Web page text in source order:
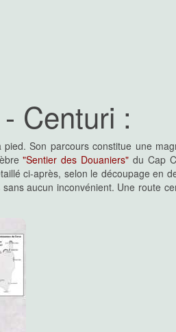
Centuri :
Son parcours constitue une
"Sentier des Douaniers" du Cap
ci-après, selon le découpage en
aucun inconvénient. Une route